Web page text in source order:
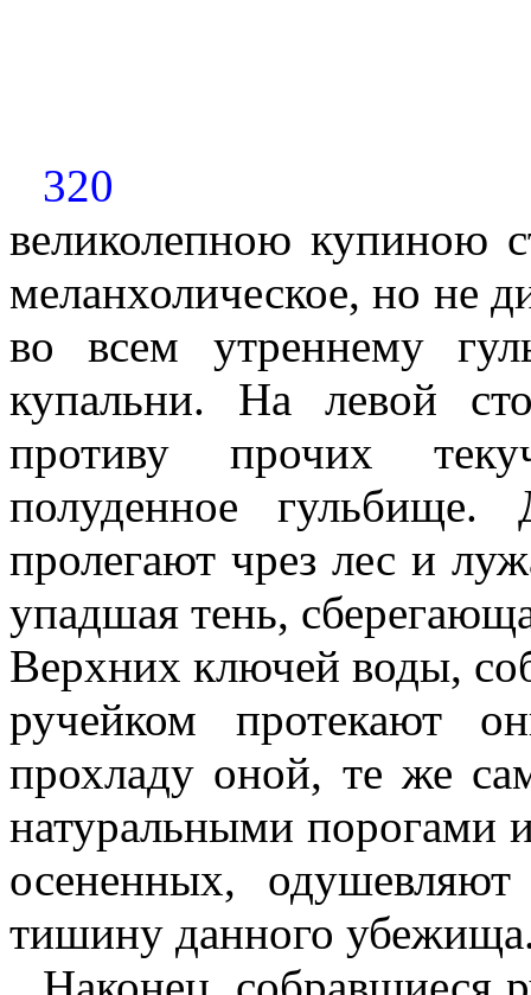
320
великолепною купиною
меланхолическое, но не
во всем утреннему
купальни. На левой
противу прочих
полуденное
пролегают чрез лес и
упадшая тень,
Верхних ключей воды,
ручейком протекают
прохладу оной, те же
натуральными порогами
осененных,
тишину данного